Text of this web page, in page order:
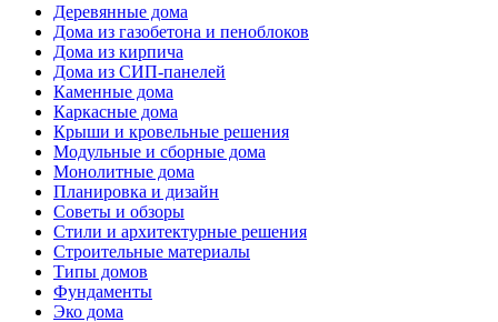
Деревянные дома
Дома из газобетона и пеноблоков
Дома из кирпича
Дома из СИП-панелей
Каменные дома
Каркасные дома
Крыши и кровельные решения
Модульные и сборные дома
Монолитные дома
Планировка и дизайн
Советы и обзоры
Стили и архитектурные решения
Строительные материалы
Типы домов
Фундаменты
Эко дома